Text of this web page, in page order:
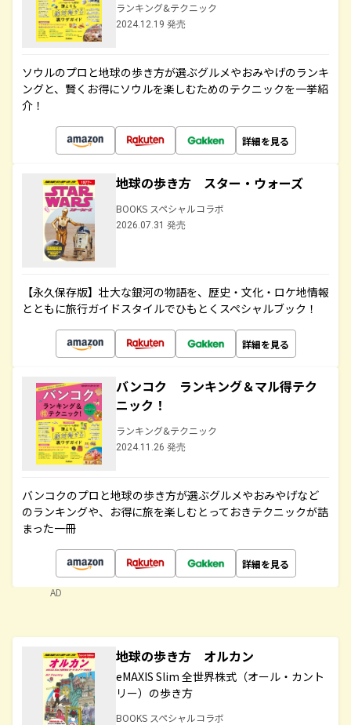
ランキング&テクニック
2024.12.19 発売
ソウルのプロと地球の歩き方が選ぶグルメやおみやげのランキ
ングと、賢くお得にソウルを楽しむためのテクニックを一挙紹
介！
詳細を見る
地球の歩き方 スター・ウォーズ
BOOKS スペシャルコラボ
2026.07.31 発売
【永久保存版】壮大な銀河の物語を、歴史・文化・ロケ地情報
とともに旅行ガイドスタイルでひもとくスペシャルブック！
詳細を見る
バンコク ランキング＆マル得テク
ニック！
ランキング&テクニック
2024.11.26 発売
バンコクのプロと地球の歩き方が選ぶグルメやおみやげなど
のランキングや、お得に旅を楽しむとっておきテクニックが詰
まった一冊
詳細を見る
AD
地球の歩き方 オルカン
eMAXIS Slim 全世界株式（オール・カント
リー）の歩き方
BOOKS スペシャルコラボ